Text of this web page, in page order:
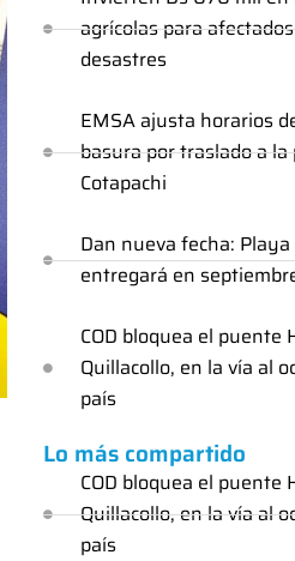
agrícolas para
desastres
EMSA ajusta horarios
basura por traslado a
Cotapachi
Dan nueva fecha:
entregará en
COD bloquea el puente
Quillacollo, en la vía al
país
Lo más compartido
COD bloquea el puente
Quillacollo, en la vía al
país